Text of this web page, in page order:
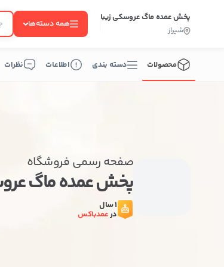
پخش عمده ماگ عروسکی زیبا
شیراز
همه دسته‌ها
محصولات دسته بندی اطلاعات نظرات
صفحه رسمی فروشگاه
پخش عمده ماگ
1 سال
درعمدباکس